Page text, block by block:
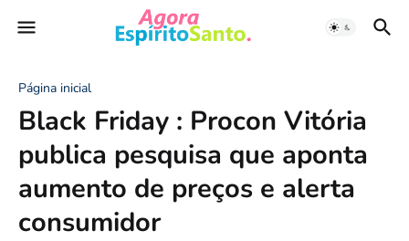
Página inicial
Black Friday : Procon Vitória
publica pesquisa que aponta
aumento de preços e alerta
consumidor